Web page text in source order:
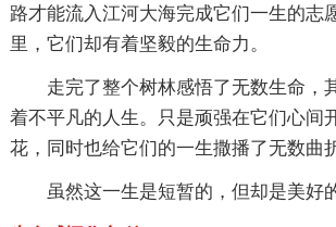
路才能流入江河大海完成它们一生的志
里，它们却有着坚毅的生命力。
走完了整个树林感悟了无数生命，
着不平凡的人生。只是顽强在它们心间
花，同时也给它们的一生撒播了无数曲
虽然这一生是短暂的，但却是美